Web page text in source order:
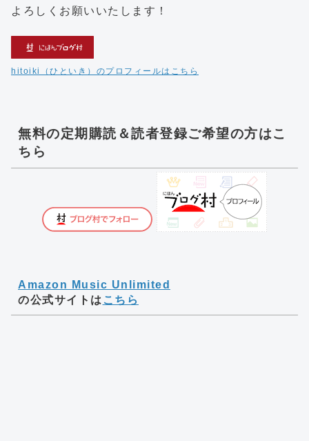
よろしくお願いいたします！
hitoiki（ひといき）のプロフィールはこちら
無料の定期購読＆読者登録ご希望の方はこ
ちら
Amazon Music Unlimited
の公式サイトは こちら